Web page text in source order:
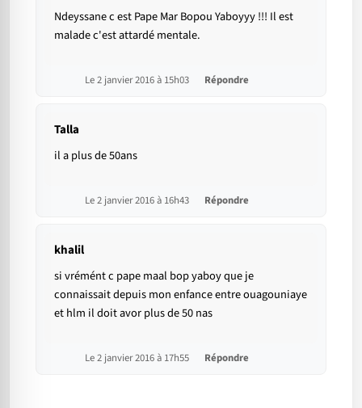
Ndeyssane c est Pape Mar Bopou Yaboyyy !!! Il est
malade c'est attardé mentale.
Le 2 janvier 2016 à 15h03 Répondre
Talla
il a plus de 50ans
Le 2 janvier 2016 à 16h43 Répondre
khalil
si vrémént c pape maal bop yaboy que je
connaissait depuis mon enfance entre ouagouniaye
et hlm il doit avor plus de 50 nas
Le 2 janvier 2016 à 17h55 Répondre